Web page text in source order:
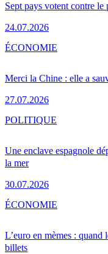
Sept pays votent contre le
24.07.2026
Merci la Chine : elle a
27.07.2026
ÉCONOMIE
Une enclave espagnole
la mer
30.07.2026
POLITIQUE
L’euro en mèmes : quand
billets
ÉCONOMIE